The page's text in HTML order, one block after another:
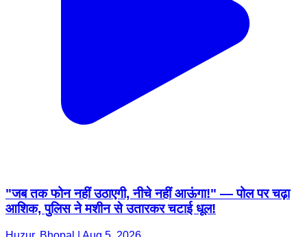
"जब तक फोन नहीं उठाएगी, नीचे नहीं आऊंगा!" — पोल पर चढ़ा
आशिक, पुलिस ने मशीन से उतारकर चटाई धूल!